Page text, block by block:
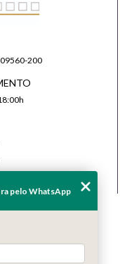
09560-200
pelo WhatsApp